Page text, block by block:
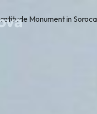
Monument in Soroca